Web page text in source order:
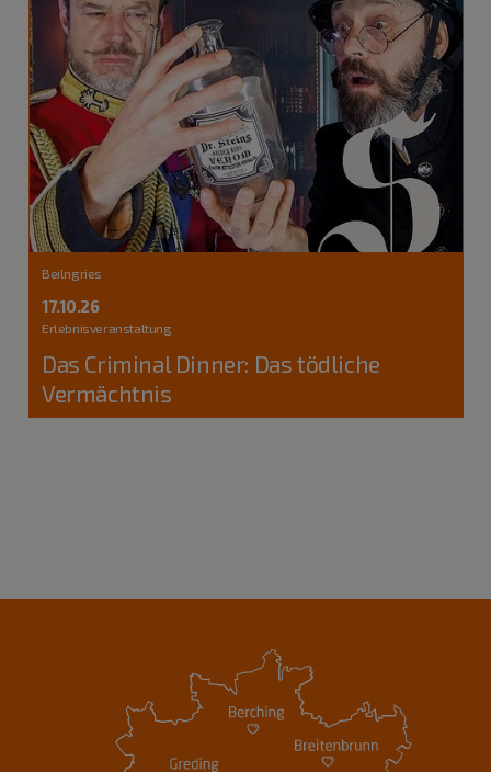
Beilngries
17.10.26
Erlebnisveranstaltung
Das Criminal Dinner: Das tödliche
Vermächtnis